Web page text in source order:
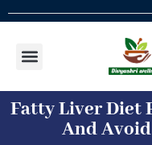
Fatty Liver Diet
And